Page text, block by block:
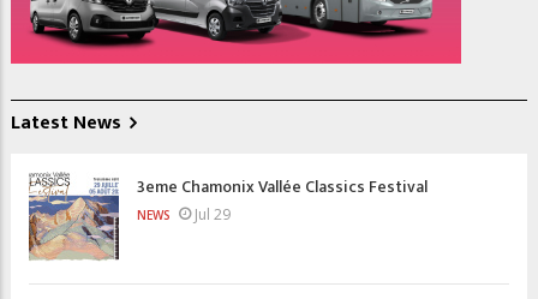
Latest News
3eme Chamonix Vallée Classics Festival
NEWS Jul 29